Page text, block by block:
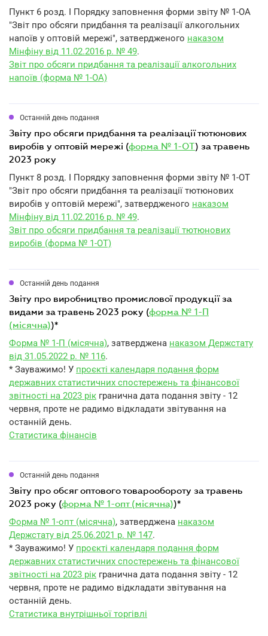
Пункт 6 розд. I Порядку заповнення форми звіту № 1-ОА
"Звіт про обсяги придбання та реалізації алкогольних
напоїв у оптовій мережі", затвердженого наказом
Мінфіну від 11.02.2016 р. № 49.
Звіт про обсяги придбання та реалізації алкогольних
напоїв (форма № 1-ОА)
Останній день подання
звіту про обсяги придбання та реалізації тютюнових
виробів у оптовій мережі (форма № 1-ОТ) за травень
2023 року
Пункт 8 розд. I Порядку заповнення форми звіту № 1-ОТ
"Звіт про обсяги придбання та реалізації тютюнових
виробів у оптовій мережі", затвердженого наказом
Мінфіну від 11.02.2016 р. № 49.
Звіт про обсяги придбання та реалізації тютюнових
виробів (форма № 1-ОТ)
Останній день подання
звіту про виробництво промислової продукції за
видами за травень 2023 року (форма № 1-П
(місячна))*
Форма № 1-П (місячна), затверджена наказом Держстату
від 31.05.2022 р. № 116.
* Зауважимо! У проєкті календаря подання форм
державних статистичних спостережень та фінансової
звітності на 2023 рік гранична дата подання звіту - 12
червня, проте не радимо відкладати звітування на
останній день.
Статистика фінансів
Останній день подання
звіту про обсяг оптового товарообороту за травень
2023 року (форма № 1-опт (місячна))*
Форма № 1-опт (місячна), затверджена наказом
Держстату від 25.06.2021 р. № 147.
* Зауважимо! У проєкті календаря подання форм
державних статистичних спостережень та фінансової
звітності на 2023 рік гранична дата подання звіту - 12
червня, проте не радимо відкладати звітування на
останній день.
Статистика внутрішньої торгівлі